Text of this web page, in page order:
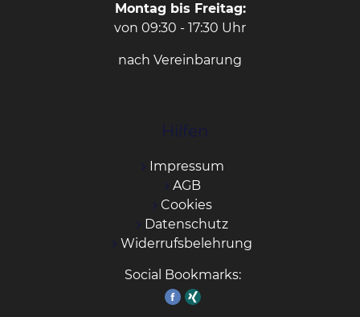
Montag bis Freitag:
von 09:30 - 17:30 Uhr
nach Vereinbarung
Hilfen
Impressum
AGB
Cookies
Datenschutz
Widerrufsbelehrung
Social Bookmarks: